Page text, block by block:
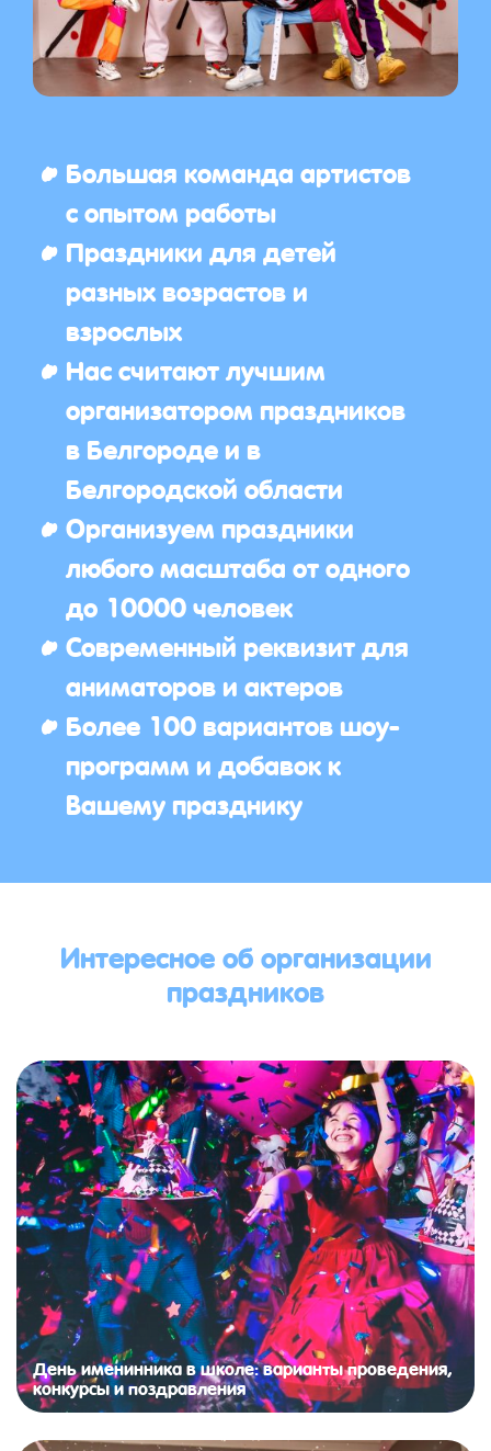
Большая команда артистов
с опытом работы
Праздники для детей
разных возрастов и
взрослых
Нас считают лучшим
организатором праздников
в Белгороде и в
Белгородской области
Организуем праздники
любого масштаба от одного
до 10000 человек
Современный реквизит для
аниматоров и актеров
Более 100 вариантов шоу-
программ и добавок к
Вашему празднику
Интересное об организации
праздников
День именинника в школе: варианты проведения,
конкурсы и поздравления